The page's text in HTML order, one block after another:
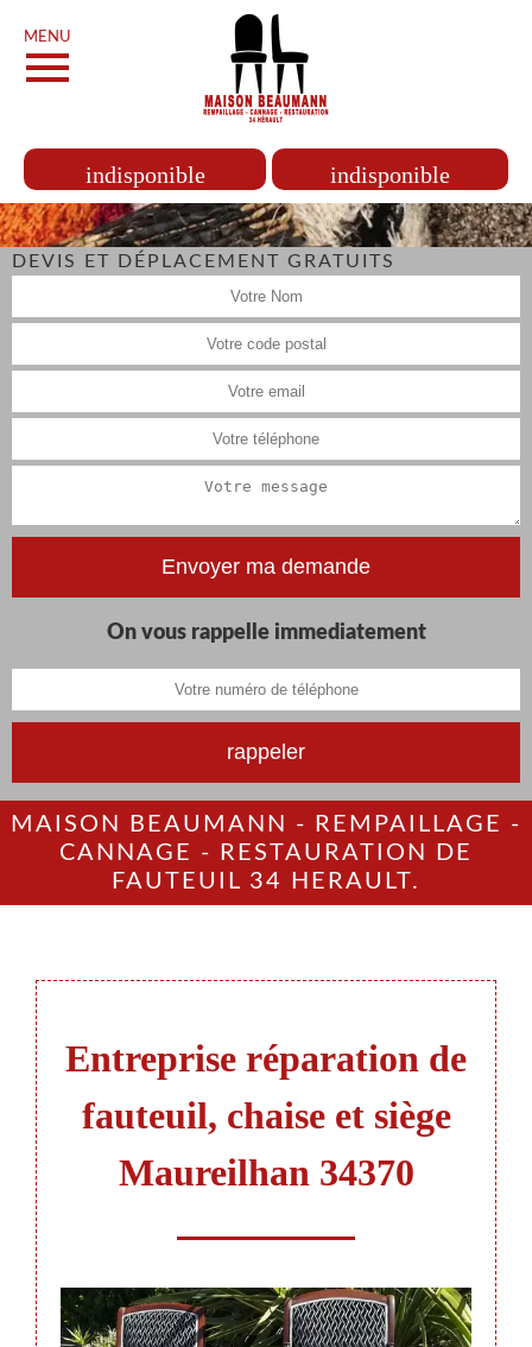
MENU
indisponible indisponible
DEVIS ET DÉPLACEMENT GRATUITS
On vous rappelle immediatement
MAISON BEAUMANN - REMPAILLAGE -
CANNAGE - RESTAURATION DE
FAUTEUIL 34 HERAULT.
Entreprise réparation de
fauteuil, chaise et siège
Maureilhan 34370